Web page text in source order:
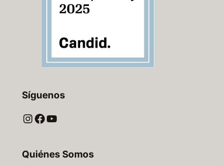
Síguenos
Instagram Facebook YouTube
Quiénes Somos